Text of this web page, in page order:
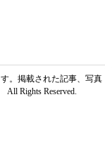
。掲載された記事、写真
Rights Reserved.